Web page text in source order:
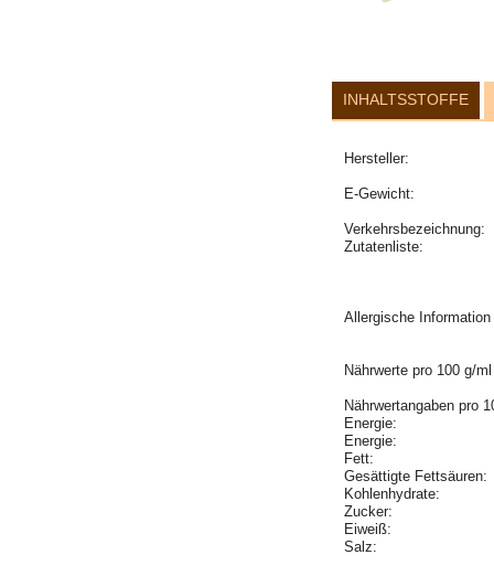
INHALTSSTOFFE
Hersteller:
E-Gewicht:
Verkehrsbezeichnung:
Zutatenliste:
Allergische
Nährwerte pro 100 g/ml
Nährwertangaben pro
Energie:
Energie:
Fett:
Gesättigte
Kohlenhydrate:
Zucker:
Eiweiß:
Salz: